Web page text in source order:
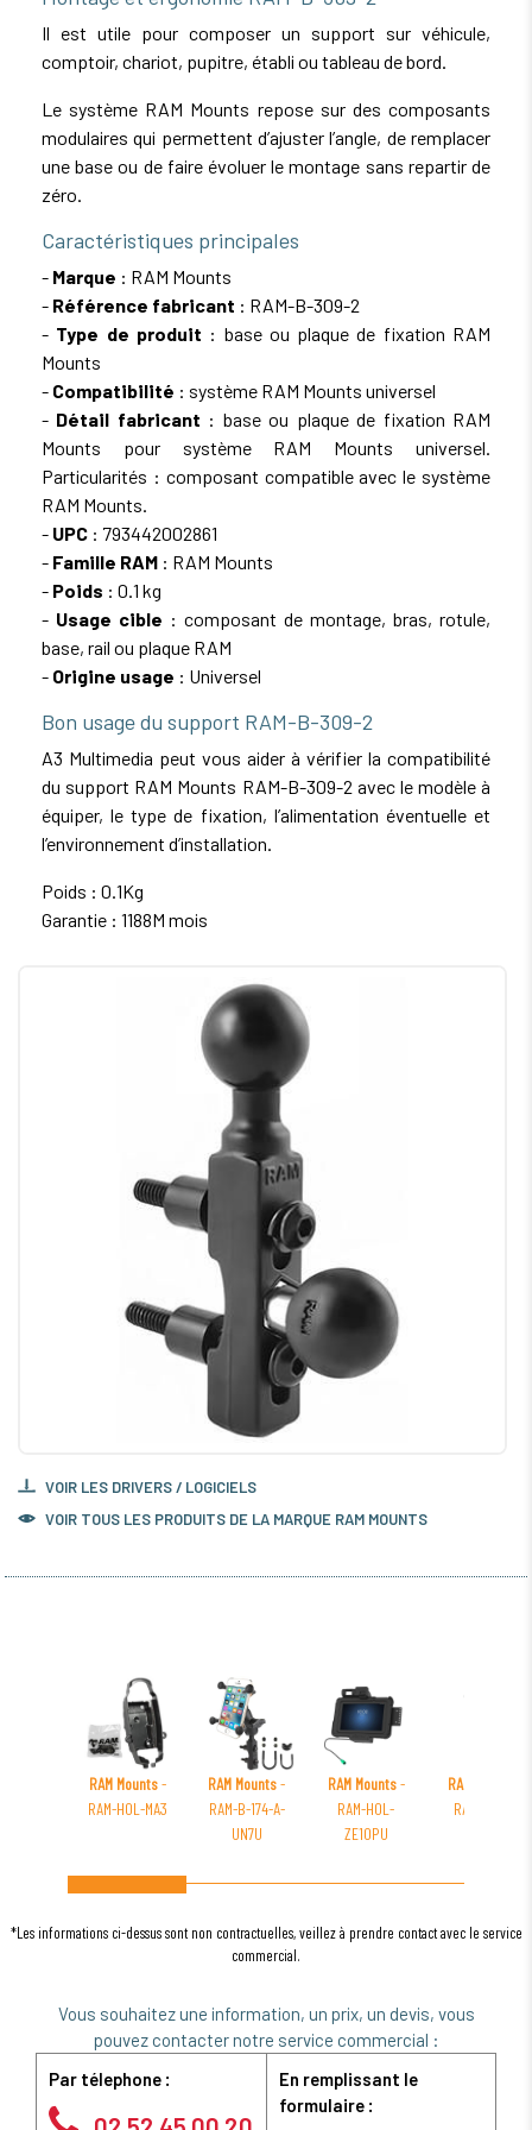
VOIR LES DRIVERS / LOGICIELS
VOIR TOUS LES PRODUITS DE LA MARQUE RAM MOUNTS
Il est utile pour composer un support sur véhicule,
comptoir, chariot, pupitre, établi ou tableau de bord.
Le système RAM Mounts repose sur des composants
modulaires qui permettent d’ajuster l’angle, de remplacer
une base ou de faire évoluer le montage sans repartir de
zéro.
Caractéristiques principales
- Marque : RAM Mounts
- Référence fabricant : RAM-B-309-2
- Type de produit : base ou plaque de fixation RAM
Mounts
- Compatibilité : système RAM Mounts universel
- Détail fabricant : base ou plaque de fixation RAM
Mounts pour système RAM Mounts universel.
Particularités : composant compatible avec le système
RAM Mounts.
- UPC : 793442002861
- Famille RAM : RAM Mounts
- Poids : 0.1 kg
- Usage cible : composant de montage, bras, rotule,
base, rail ou plaque RAM
- Origine usage : Universel
Bon usage du support RAM-B-309-2
A3 Multimedia peut vous aider à vérifier la compatibilité
du support RAM Mounts RAM-B-309-2 avec le modèle à
équiper, le type de fixation, l’alimentation éventuelle et
l’environnement d’installation.
Poids : 0.1Kg
Garantie : 1188M mois
RAM Mounts-
RAM-HOL-MA3
RAM Mounts-
RAM-B-174-A-
UN7U
RAM Mounts-
RAM-HOL-
ZE10PU
RAM Mounts
RAM-B-101-
*Les informations ci-dessus sont non contractuelles, veillez à prendre contact avec le service
commercial.
Vous souhaitez une information, un prix, un devis, vous
pouvez contacter notre service commercial :
Par télephone :
En remplissant le
formulaire :